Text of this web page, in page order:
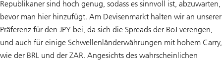
Republikaner sind hoch genug, sodass es sinnvoll ist, abzuwarten,
bevor man hier hinzufügt. Am Devisenmarkt halten wir an unserer
Präferenz für den JPY bei, da sich die Spreads der BoJ verengen,
und auch für einige Schwellenländerwährungen mit hohem Carry,
wie der BRL und der ZAR. Angesichts des wahrscheinlichen